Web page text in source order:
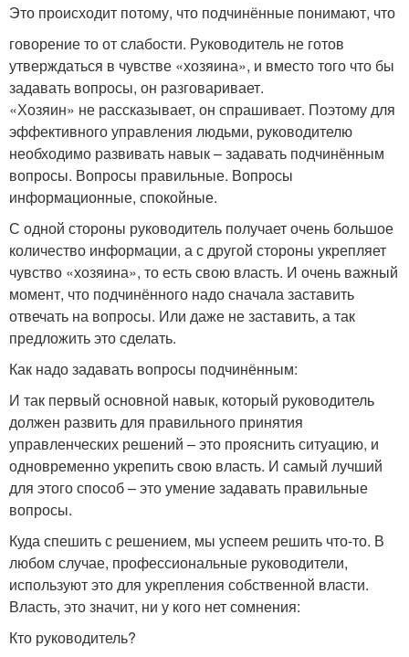
Это происходит потому, что подчинённые понимают, что
говорение то от слабости. Руководитель не готов
утверждаться в чувстве «хозяина», и вместо того что бы
задавать вопросы, он разговаривает.
«Хозяин» не рассказывает, он спрашивает. Поэтому для
эффективного управления людьми, руководителю
необходимо развивать навык – задавать подчинённым
вопросы. Вопросы правильные. Вопросы
информационные, спокойные.
С одной стороны руководитель получает очень большое
количество информации, а с другой стороны укрепляет
чувство «хозяина», то есть свою власть. И очень важный
момент, что подчинённого надо сначала заставить
отвечать на вопросы. Или даже не заставить, а так
предложить это сделать.
Как надо задавать вопросы подчинённым:
И так первый основной навык, который руководитель
должен развить для правильного принятия
управленческих решений – это прояснить ситуацию, и
одновременно укрепить свою власть. И самый лучший
для этого способ – это умение задавать правильные
вопросы.
Куда спешить с решением, мы успеем решить что-то. В
любом случае, профессиональные руководители,
используют это для укрепления собственной власти.
Власть, это значит, ни у кого нет сомнения:
Кто руководитель?